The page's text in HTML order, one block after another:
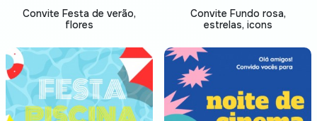
Convite Festa de verão,
flores
Convite Fundo rosa,
estrelas, icons